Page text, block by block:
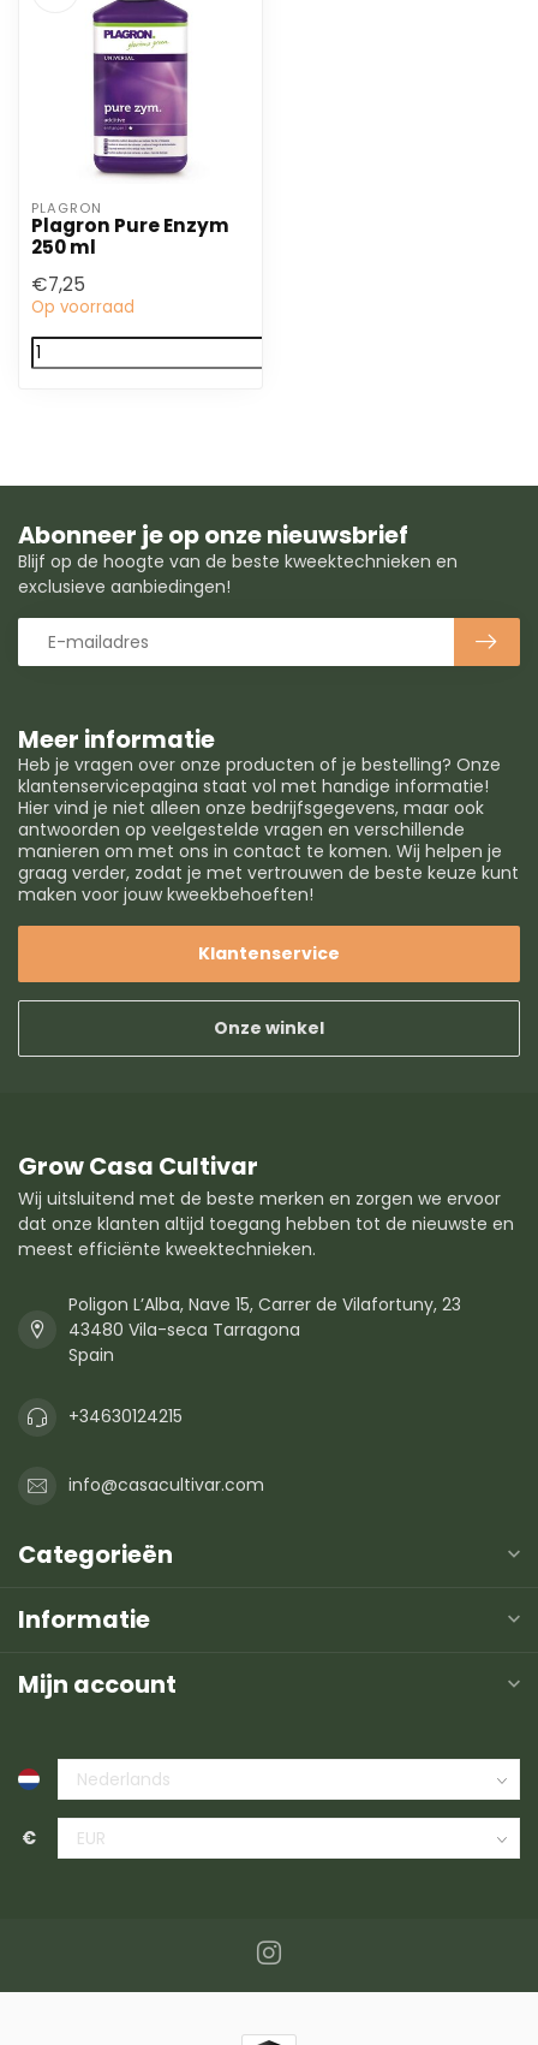
PLAGRON
Plagron Pure Enzym
250 ml
€7,25
Op voorraad
Meer informatie
Heb je vragen over onze producten of je bestelling? Onze
klantenservicepagina staat vol met handige informatie!
Hier vind je niet alleen onze bedrijfsgegevens, maar ook
antwoorden op veelgestelde vragen en verschillende
manieren om met ons in contact te komen. Wij helpen je
graag verder, zodat je met vertrouwen de beste keuze kunt
maken voor jouw kweekbehoeften!
Klantenservice
Onze winkel
Abonneer je op onze nieuwsbrief
Blijf op de hoogte van de beste kweektechnieken en
exclusieve aanbiedingen!
Grow Casa Cultivar
Wij uitsluitend met de beste merken en zorgen we ervoor
dat onze klanten altijd toegang hebben tot de nieuwste en
meest efficiënte kweektechnieken.
Poligon L’Alba, Nave 15, Carrer de Vilafortuny, 23
43480 Vila-seca Tarragona
Spain
+34630124215
info@casacultivar.com
Categorieën
Informatie
Mijn account
€